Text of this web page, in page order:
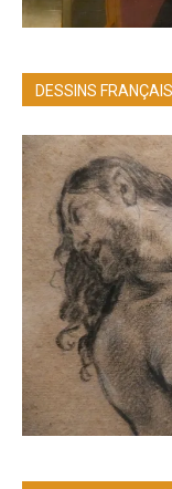
DESSINS FRANÇAIS